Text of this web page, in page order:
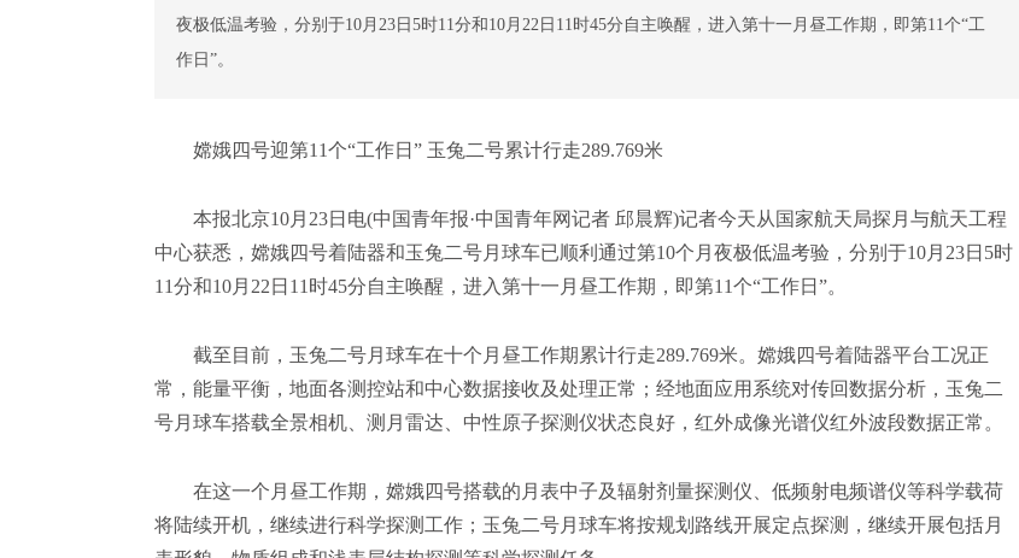
夜极低温考验，分别于10月23日5时11分和10月22日11时45分自主唤醒，进入第十一月昼工作期，即第11个“工
作日”。
嫦娥四号迎第11个“工作日” 玉兔二号累计行走289.769米
本报北京10月23日电(中国青年报·中国青年网记者 邱晨辉)记者今天从国家航天局探月与航天工程
中心获悉，嫦娥四号着陆器和玉兔二号月球车已顺利通过第10个月夜极低温考验，分别于10月23日5时
11分和10月22日11时45分自主唤醒，进入第十一月昼工作期，即第11个“工作日”。
截至目前，玉兔二号月球车在十个月昼工作期累计行走289.769米。嫦娥四号着陆器平台工况正
常，能量平衡，地面各测控站和中心数据接收及处理正常；经地面应用系统对传回数据分析，玉兔二
号月球车搭载全景相机、测月雷达、中性原子探测仪状态良好，红外成像光谱仪红外波段数据正常。
在这一个月昼工作期，嫦娥四号搭载的月表中子及辐射剂量探测仪、低频射电频谱仪等科学载荷
将陆续开机，继续进行科学探测工作；玉兔二号月球车将按规划路线开展定点探测，继续开展包括月